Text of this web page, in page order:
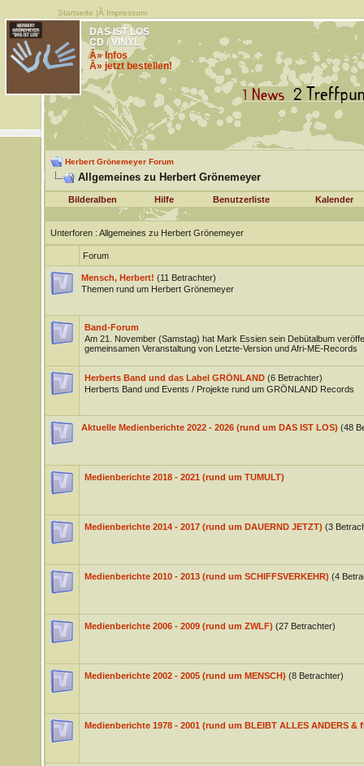
Startseite |Â Impressum
DAS IST LOS
CD / VINYL
Â» Infos
Â» jetzt bestellen!
Herbert Grönemeyer Forum
Allgemeines zu Herbert Grönemeyer
Bilderalben Hilfe Benutzerliste Kalender
Unterforen: Allgemeines zu Herbert Grönemeyer
Forum
Mensch, Herbert! (11 Betrachter)
Themen rund um Herbert Grönemeyer
Band-Forum
Am 21. November (Samstag) hat Mark Essien sein Debütalbum
gemeinsamen Veranstaltung von Letzte-Version und Afri-ME-Records
Herberts Band und das Label GRÖNLAND (6 Betrachter)
Herberts Band und Events / Projekte rund um GRÖNLAND Records
Aktuelle Medienberichte 2022 - 2026 (rund um DAS IST LOS) (48
Medienberichte 2018 - 2021 (rund um TUMULT)
Medienberichte 2014 - 2017 (rund um DAUERND JETZT) (3
Medienberichte 2010 - 2013 (rund um SCHIFFSVERKEHR) (4
Medienberichte 2006 - 2009 (rund um ZWLF) (27 Betrachter)
Medienberichte 2002 - 2005 (rund um MENSCH) (8 Betrachter)
Medienberichte 1978 - 2001 (rund um BLEIBT ALLES ANDERS &